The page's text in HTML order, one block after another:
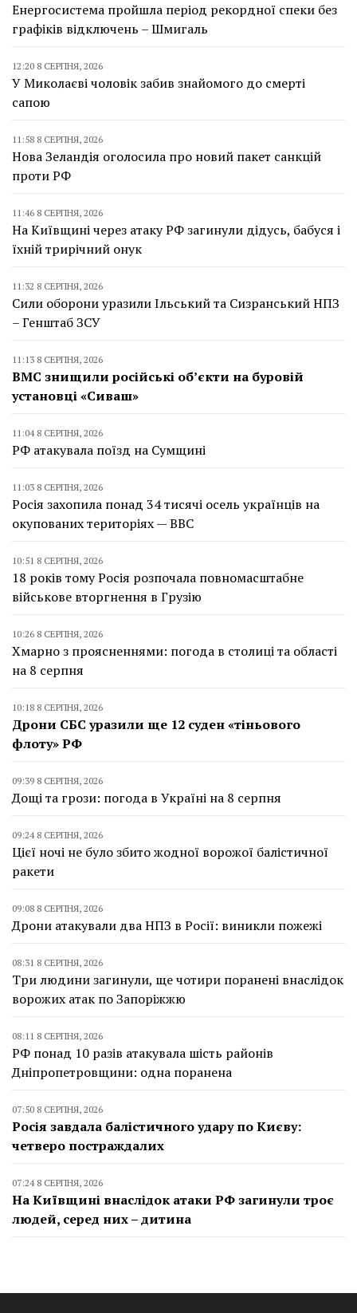
Енергосистема пройшла період рекордної спеки без
графіків відключень – Шмигаль
12:20 8 СЕРПНЯ, 2026
У Миколаєві чоловік забив знайомого до смерті
сапою
11:58 8 СЕРПНЯ, 2026
Нова Зеландія оголосила про новий пакет санкцій
проти РФ
11:46 8 СЕРПНЯ, 2026
На Київщині через атаку РФ загинули дідусь, бабуся і
їхній трирічний онук
11:32 8 СЕРПНЯ, 2026
Сили оборони уразили Ільський та Сизранський НПЗ
– Генштаб ЗСУ
11:13 8 СЕРПНЯ, 2026
ВМС знищили російські об’єкти на буровій
установці «Сиваш»
11:04 8 СЕРПНЯ, 2026
РФ атакувала поїзд на Сумщині
11:03 8 СЕРПНЯ, 2026
Росія захопила понад 34 тисячі осель українців на
окупованих територіях — BBC
10:51 8 СЕРПНЯ, 2026
18 років тому Росія розпочала повномасштабне
військове вторгнення в Грузію
10:26 8 СЕРПНЯ, 2026
Хмарно з проясненнями: погода в столиці та області
на 8 серпня
10:18 8 СЕРПНЯ, 2026
Дрони СБС уразили ще 12 суден «тіньового
флоту» РФ
09:39 8 СЕРПНЯ, 2026
Дощі та грози: погода в Україні на 8 серпня
09:24 8 СЕРПНЯ, 2026
Цієї ночі не було збито жодної ворожої балістичної
ракети
09:08 8 СЕРПНЯ, 2026
Дрони атакували два НПЗ в Росії: виникли пожежі
08:31 8 СЕРПНЯ, 2026
Три людини загинули, ще чотири поранені внаслідок
ворожих атак по Запоріжжю
08:11 8 СЕРПНЯ, 2026
РФ понад 10 разів атакувала шість районів
Дніпропетровщини: одна поранена
07:50 8 СЕРПНЯ, 2026
Росія завдала балістичного удару по Києву:
четверо постраждалих
07:24 8 СЕРПНЯ, 2026
На Київщині внаслідок атаки РФ загинули троє
людей, серед них – дитина